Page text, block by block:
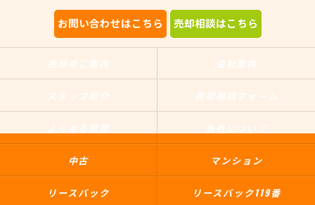
お問い合わせはこちら 売却相談はこちら
売却のご案内 会社案内
スタッフ紹介 売却相談フォーム
よくある質問 当社について
中古 マンション
リースバック リースバック119番